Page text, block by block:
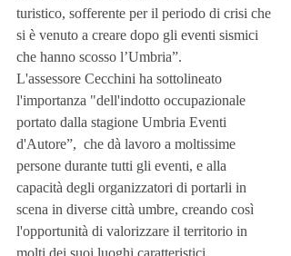
turistico, sofferente per il periodo di crisi che
si è venuto a creare dopo gli eventi sismici
che hanno scosso l’Umbria”.
L'assessore Cecchini ha sottolineato
l'importanza "dell'indotto occupazionale
portato dalla stagione Umbria Eventi
d'Autore”,  che dà lavoro a moltissime
persone durante tutti gli eventi, e alla
capacità degli organizzatori di portarli in
scena in diverse città umbre, creando così
l'opportunità di valorizzare il territorio in
molti dei suoi luoghi caratteristici.